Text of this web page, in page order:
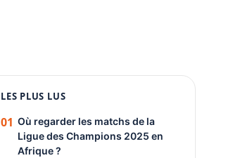
PUBLICITÉ
LES PLUS LUS
01 Où regarder les matchs de la
Ligue des Champions 2025 en
Afrique ?